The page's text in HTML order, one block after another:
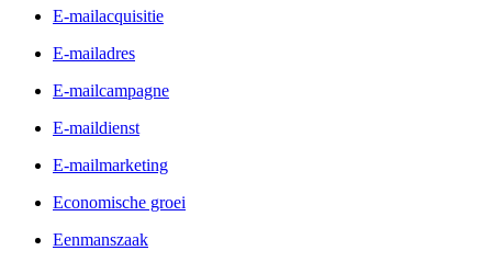
E-mailacquisitie
E-mailadres
E-mailcampagne
E-maildienst
E-mailmarketing
Economische groei
Eenmanszaak